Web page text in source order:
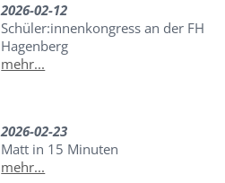
2026-02-12
Schüler:innenkongress an der FH
Hagenberg
mehr...
2026-02-23
Matt in 15 Minuten
mehr...